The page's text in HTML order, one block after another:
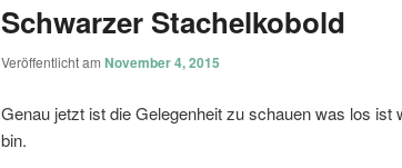
Schwarzer Stachelkobold
Veröffentlicht am November 4, 2015
Genau jetzt ist die Gelegenheit zu schauen was los ist
bin.